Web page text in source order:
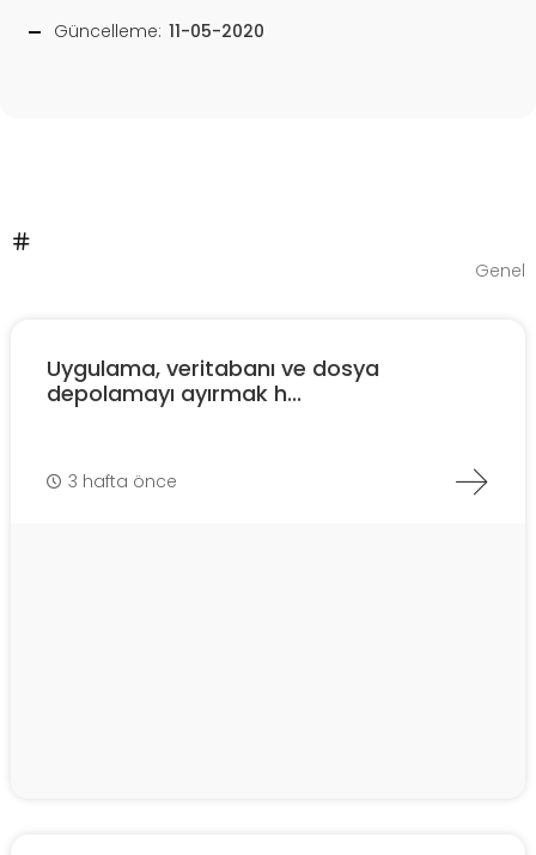
Güncelleme: 11-05-2020
Genel
Uygulama, veritabanı ve dosya
depolamayı ayırmak h...
3 hafta önce